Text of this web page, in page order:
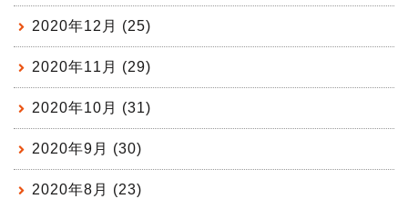
2020年12月 (25)
2020年11月 (29)
2020年10月 (31)
2020年9月 (30)
2020年8月 (23)